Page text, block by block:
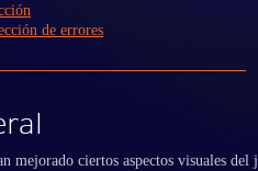
de errores
mejorado ciertos aspectos visuales